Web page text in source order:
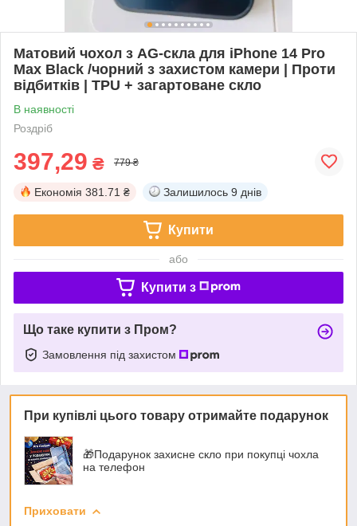
Матовий чохол з AG-скла для iPhone 14 Pro
Max Black /чорний з захистом камери | Проти
відбитків | TPU + загартоване скло
В наявності
Роздріб
397,29 ₴ 779 ₴
Економія 381.71 ₴ Залишилось 9 днів
Купити
або
Купити з
Що таке купити з Пром?
Замовлення під захистом
При купівлі цього товару отримайте подарунок
🎁Подарунок захисне скло при покупці чохла
на телефон
Приховати